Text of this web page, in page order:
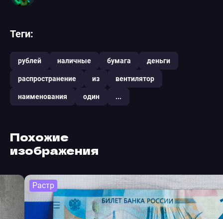
Теги:
рублей наличные бумага деньги
распространение из вентилятор
наименования один ...
Похожие
изображения
Растр